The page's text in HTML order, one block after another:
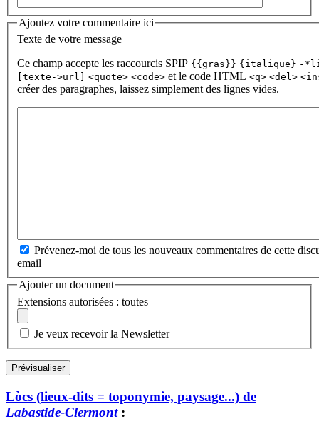
Ajoutez votre commentaire ici
Texte de votre message
Ce champ accepte les raccourcis SPIP {{gras}} {italique} -
[texte->url]
<quote> <code> et le code HTML <q> <del>
créer des paragraphes, laissez simplement des lignes vides.
Prévenez-moi de tous les nouveaux commentaires de cette
email
Ajouter un document
Extensions autorisées : toutes
Je veux recevoir la Newsletter
Lòcs (lieux-dits = toponymie, paysage...) de
Labastide-Clermont: